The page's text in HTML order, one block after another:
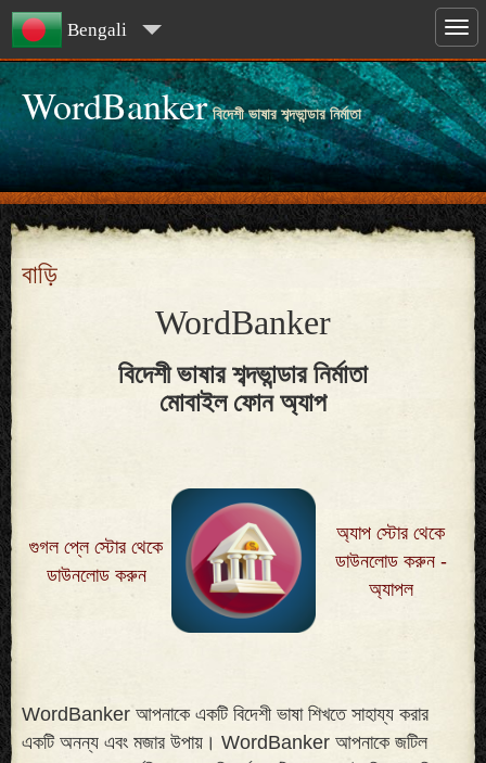
Bengali
WordBanker বিদেশী ভাষার শব্দভান্ডার নির্মাতা
বাড়ি
WordBanker
বিদেশী ভাষার শব্দভান্ডার নির্মাতা
মোবাইল ফোন অ্যাপ
গুগল প্লে স্টোর থেকে
ডাউনলোড করুন
অ্যাপ স্টোর থেকে
ডাউনলোড করুন -
অ্যাপল
WordBanker আপনাকে একটি বিদেশী ভাষা শিখতে সাহায্য করার
একটি অনন্য এবং মজার উপায়। WordBanker আপনাকে জটিল